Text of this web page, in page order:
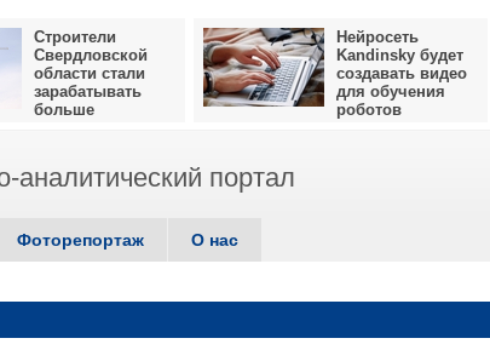
Строители
Свердловской
области стали
зарабатывать
больше
Нейросеть
Kandinsky будет
создавать видео
для обучения
роботов
портал
Фоторепортаж О нас